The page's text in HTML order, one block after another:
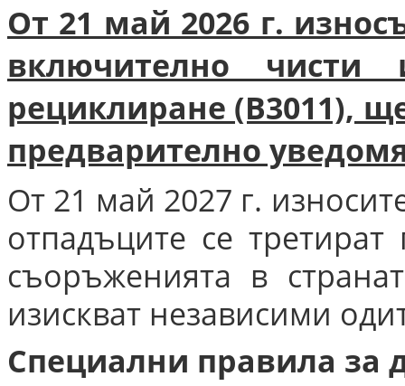
От 21 май 2026 г.
включително
рециклиране (B3011),
предварително
От 21 май 2027 г.
отпадъците се
съоръженията в
изискват независими
Специални правила